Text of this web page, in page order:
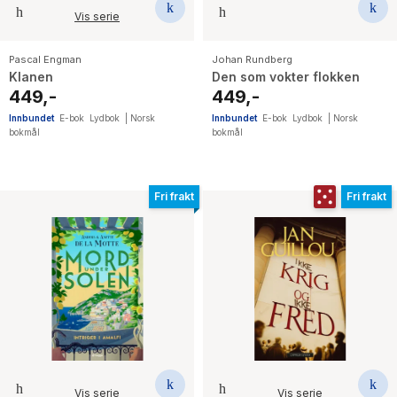
Vis serie
Pascal Engman
Klanen
449,-
Innbundet E-bok Lydbok
Norsk
bokmål
Johan Rundberg
Den som vokter flokken
449,-
Innbundet E-bok Lydbok
Norsk
bokmål
Fri frakt
Vis serie
Fri frakt
Vis serie